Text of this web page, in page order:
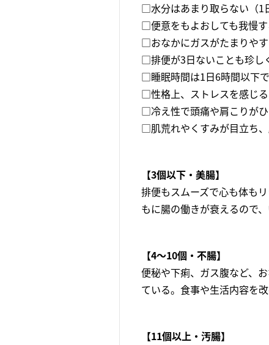
□水分はあまり取らない（1
□便意をもよおしても我慢
□おなかにガスがたまりや
□排便が3日ないことも珍し
□睡眠時間は1日6時間以下
□性格上、ストレスを感じ
□冷え性で頭痛や肩こりが
□肌荒れやくすみが目立ち
【3個以下・美腸】
排便もスムーズで心も体も
もに腸の働きが衰えるので
【4～10個・不腸】
便秘や下痢、ガス腹など、
ている。食事や生活内容を
【11個以上・汚腸】